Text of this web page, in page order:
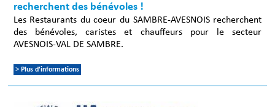
recherchent des bénévoles !
Les Restaurants du coeur du SAMBRE-AVESNOIS recherchent
des bénévoles, caristes et chauffeurs pour le secteur
AVESNOIS-VAL DE SAMBRE.
> Plus d'informations